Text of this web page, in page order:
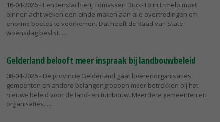
16-04-2026- Eendenslachterij Tomassen Duck-To in Ermelo moet
binnen acht weken een einde maken aan alle overtredingen om
enorme boetes te voorkomen. Dat heeft de Raad van State
woensdag beslist.
Gelderland belooft meer inspraak bij landbouwbeleid
08-04-2026- De provincie Gelderland gaat boerenorganisaties,
gemeenten en andere belangengroepen meer betrekken bij het
nieuwe beleid voor de land- en tuinbouw. Meerdere gemeenten en
organisaties...